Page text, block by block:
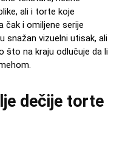
ali i torte koje
čak i omiljene serije
snažan vizuelni utisak, ali
što na kraju odlučuje da li
dečije torte